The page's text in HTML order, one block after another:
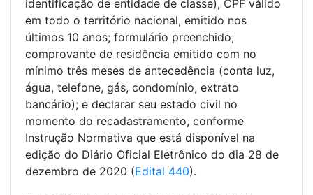
identificação de entidade de classe), CPF válido
em todo o território nacional, emitido nos
últimos 10 anos; formulário preenchido;
comprovante de residência emitido com no
mínimo três meses de antecedência (conta luz,
água, telefone, gás, condomínio, extrato
bancário); e declarar seu estado civil no
momento do recadastramento, conforme
Instrução Normativa que está disponível na
edição do Diário Oficial Eletrônico do dia 28 de
dezembro de 2020 (Edital 440).